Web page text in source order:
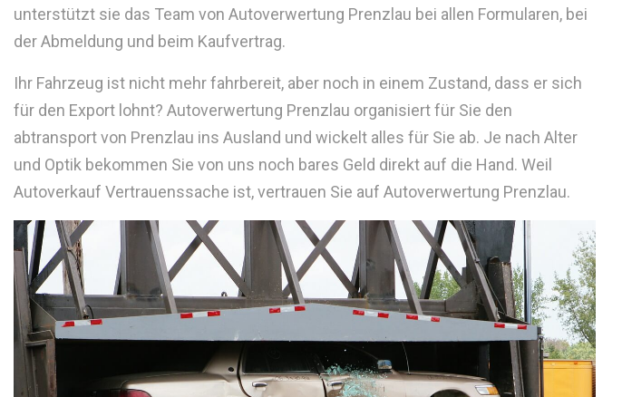
unterstützt sie das Team von Autoverwertung Prenzlau bei allen Formularen, bei
der Abmeldung und beim Kaufvertrag.
Ihr Fahrzeug ist nicht mehr fahrbereit, aber noch in einem Zustand, dass er sich
für den Export lohnt? Autoverwertung Prenzlau organisiert für Sie den
abtransport von Prenzlau ins Ausland und wickelt alles für Sie ab. Je nach Alter
und Optik bekommen Sie von uns noch bares Geld direkt auf die Hand. Weil
Autoverkauf Vertrauenssache ist, vertrauen Sie auf Autoverwertung Prenzlau.